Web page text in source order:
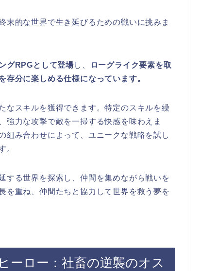
末的な世界で生き延びるための戦いに挑みま
グRPGとして登場し、
ローグライク要素を取
存分に楽しめる仕様になっています。
なスキルを獲得できます。特定のスキルを繰
強力な攻撃で敵を一掃する快感を味わえま
組み合わせによって、ユニークな戦略を試し
。
する世界を探索し、仲間を集めながら戦いを
を重ね、仲間たちと協力して世界を救う夢を
ーロー：社畜の逆襲のオス